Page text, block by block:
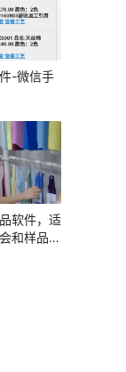
-微信手
软件，适
和样品展